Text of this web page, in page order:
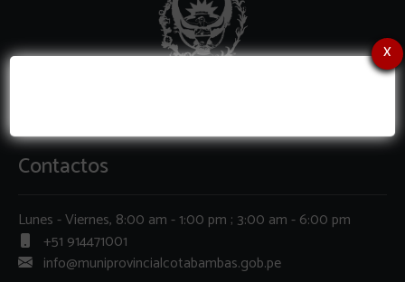
x
Contactos
Lunes - Viernes, 8:00 am - 1:00 pm ; 3:00 am - 6:00 pm
+51 914471001
info@muniprovincialcotabambas.gob.pe